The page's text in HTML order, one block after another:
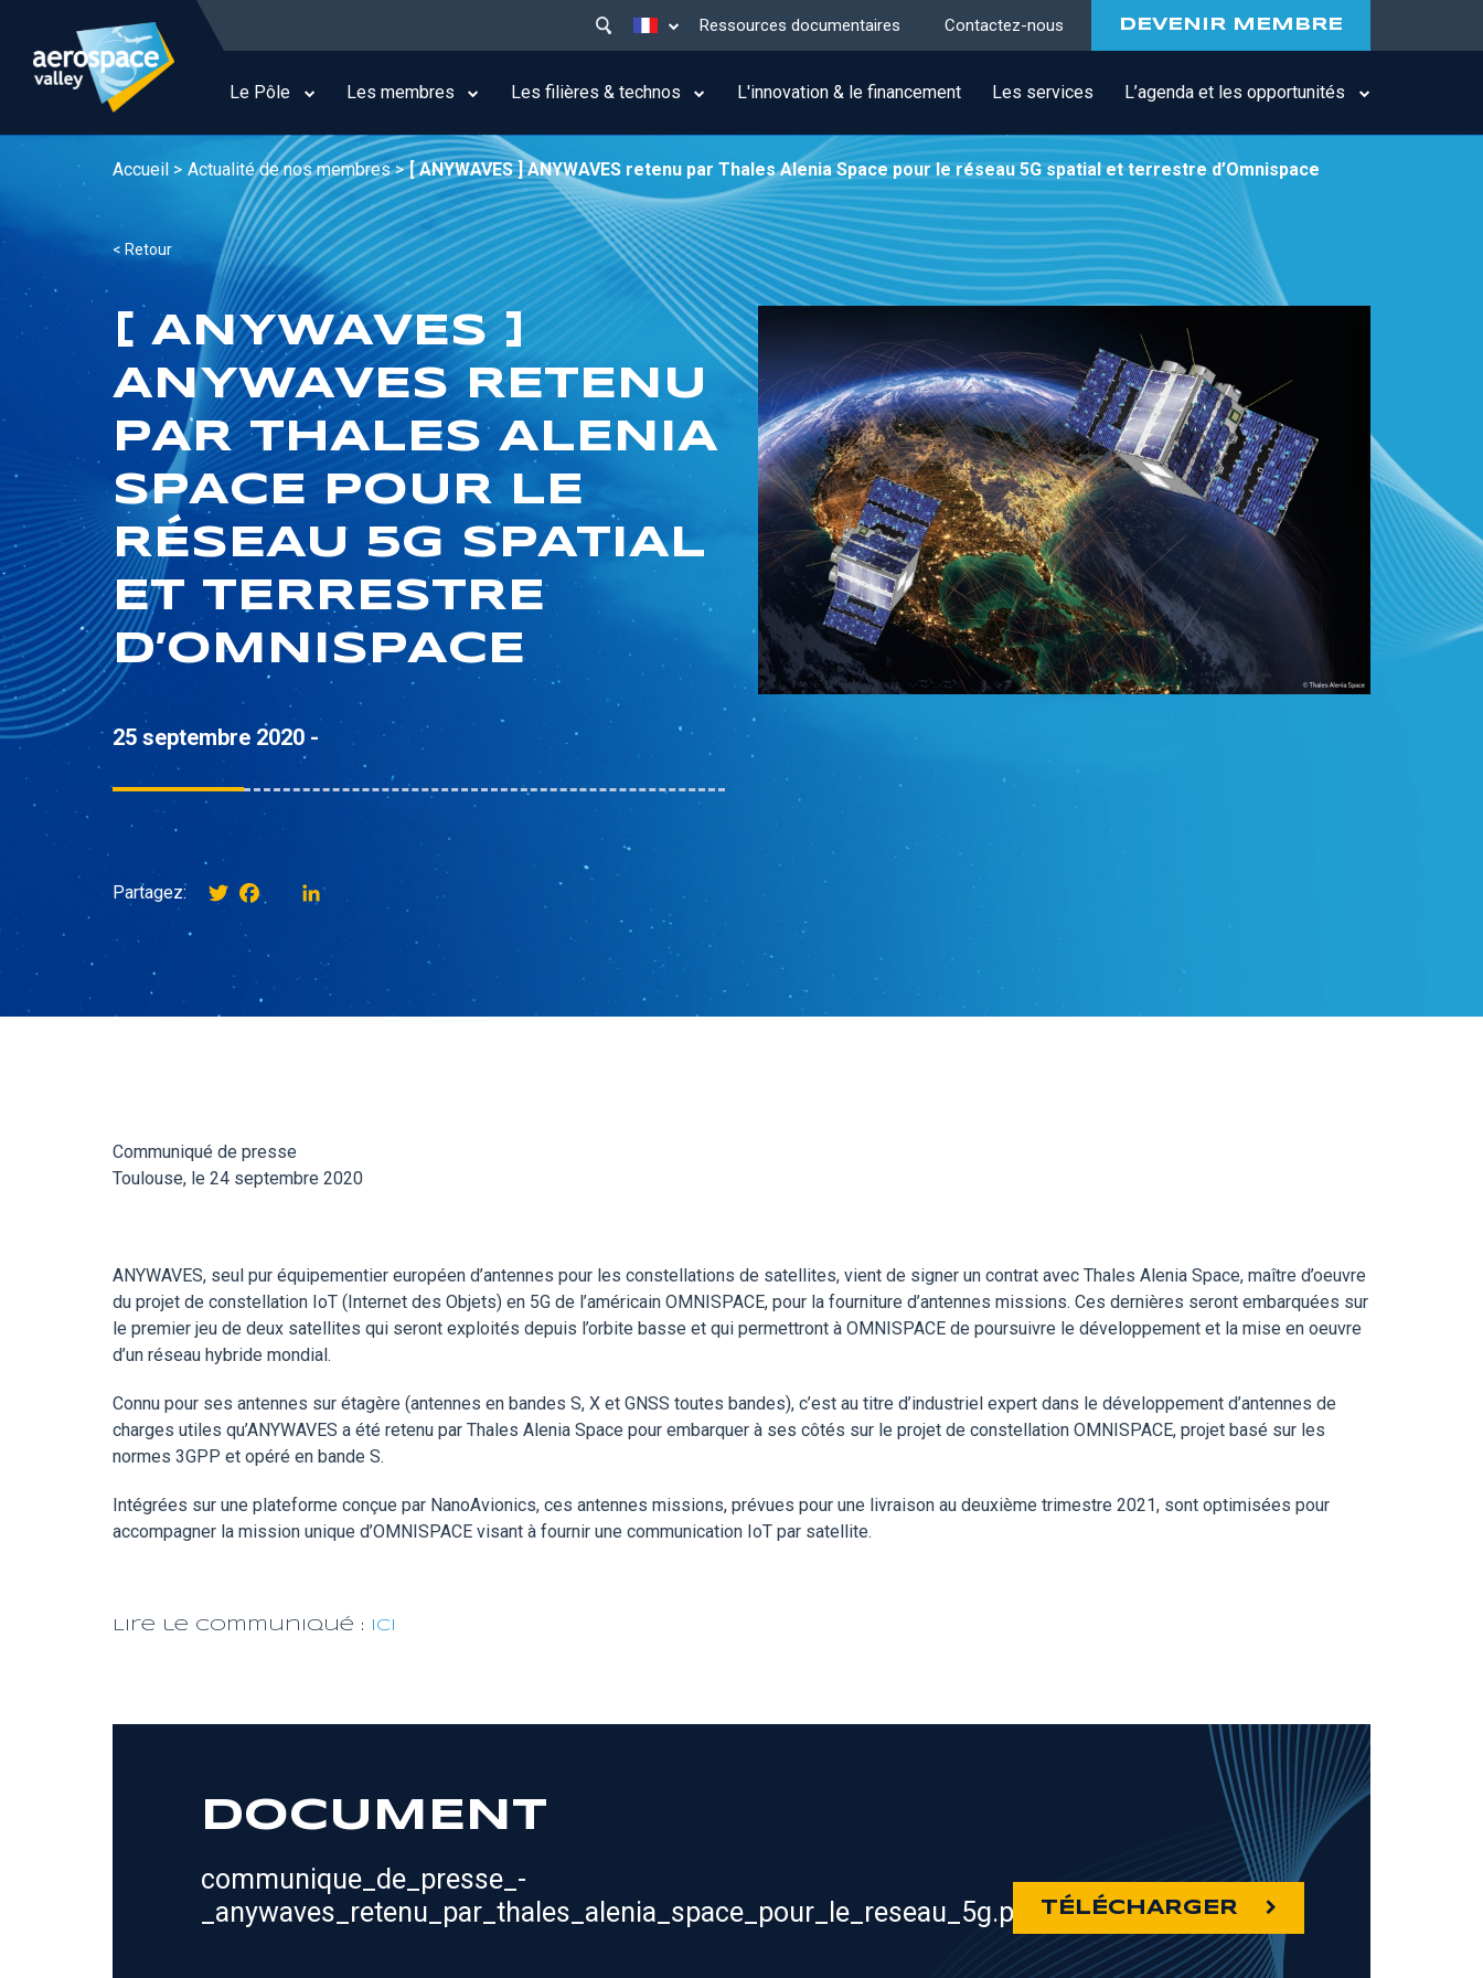
contenu
principal
Lister les actions supplémentaires
menu
top
Ressources documentaires Contactez-nous DEVENIR MEMBRE
navigation
Le Pôle Les membres Les filières & technos L'innovation & le financement Les services L’agenda et les opportunités
Accueil > Actualité de nos membres > [ ANYWAVES ] ANYWAVES retenu par Thales Alenia Space pour le réseau 5G spatial et terrestre d’Omnispace
< Retour
[ ANYWAVES ]
ANYWAVES RETENU
PAR THALES ALENIA
SPACE POUR LE
RÉSEAU 5G SPATIAL
ET TERRESTRE
D’OMNISPACE
25 septembre 2020 -
Partagez: TwitterFacebookinstagram
LinkedIn
Communiqué de presse
Toulouse, le 24 septembre 2020
ANYWAVES, seul pur équipementier européen d’antennes pour les constellations de satellites, vient de signer un contrat avec Thales Alenia Space, maître d’oeuvre
du projet de constellation IoT (Internet des Objets) en 5G de l’américain OMNISPACE, pour la fourniture d’antennes missions. Ces dernières seront embarquées sur
le premier jeu de deux satellites qui seront exploités depuis l’orbite basse et qui permettront à OMNISPACE de poursuivre le développement et la mise en oeuvre
d’un réseau hybride mondial.
Connu pour ses antennes sur étagère (antennes en bandes S, X et GNSS toutes bandes), c’est au titre d’industriel expert dans le développement d’antennes de
charges utiles qu’ANYWAVES a été retenu par Thales Alenia Space pour embarquer à ses côtés sur le projet de constellation OMNISPACE, projet basé sur les
normes 3GPP et opéré en bande S.
Intégrées sur une plateforme conçue par NanoAvionics, ces antennes missions, prévues pour une livraison au deuxième trimestre 2021, sont optimisées pour
accompagner la mission unique d’OMNISPACE visant à fournir une communication IoT par satellite.
Lire le communiqué : ici
DOCUMENT
communique_de_presse_-
_anywaves_retenu_par_thales_alenia_space_pour_le_reseau_5g.pdf
TÉLÉCHARGER